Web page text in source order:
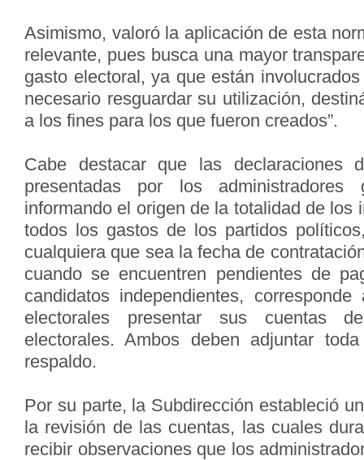
Asimismo, valoró la aplicación de esta
relevante, pues busca una mayor
gasto electoral, ya que están
necesario resguardar su utilización,
a los fines para los que fueron creados”.
Cabe destacar que las declaraciones
presentadas por los administradores
informando el origen de la totalidad de los
todos los gastos de los partidos
cualquiera que sea la fecha de
cuando se encuentren pendientes de
candidatos independientes,
electorales presentar sus cuentas
electorales. Ambos deben adjuntar
respaldo.
Por su parte, la Subdirección estableció
la revisión de las cuentas, las cuales
recibir observaciones que los